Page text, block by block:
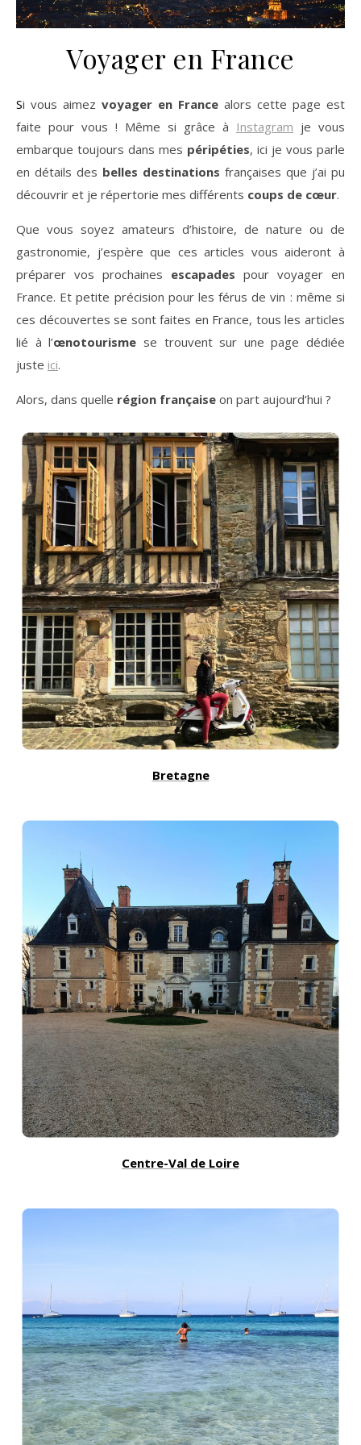
Voyager en France
Si vous aimez voyager en France alors cette page est
faite pour vous ! Même si grâce à Instagram je vous
embarque toujours dans mes péripéties, ici je vous parle
en détails des belles destinations françaises que j’ai pu
découvrir et je répertorie mes différents coups de cœur.
Que vous soyez amateurs d’histoire, de nature ou de
gastronomie, j’espère que ces articles vous aideront à
préparer vos prochaines escapades pour voyager en
France. Et petite précision pour les férus de vin : même si
ces découvertes se sont faites en France, tous les articles
lié à l’œnotourisme se trouvent sur une page dédiée
juste ici.
Alors, dans quelle région française on part aujourd’hui ?
Bretagne
Centre-Val de Loire